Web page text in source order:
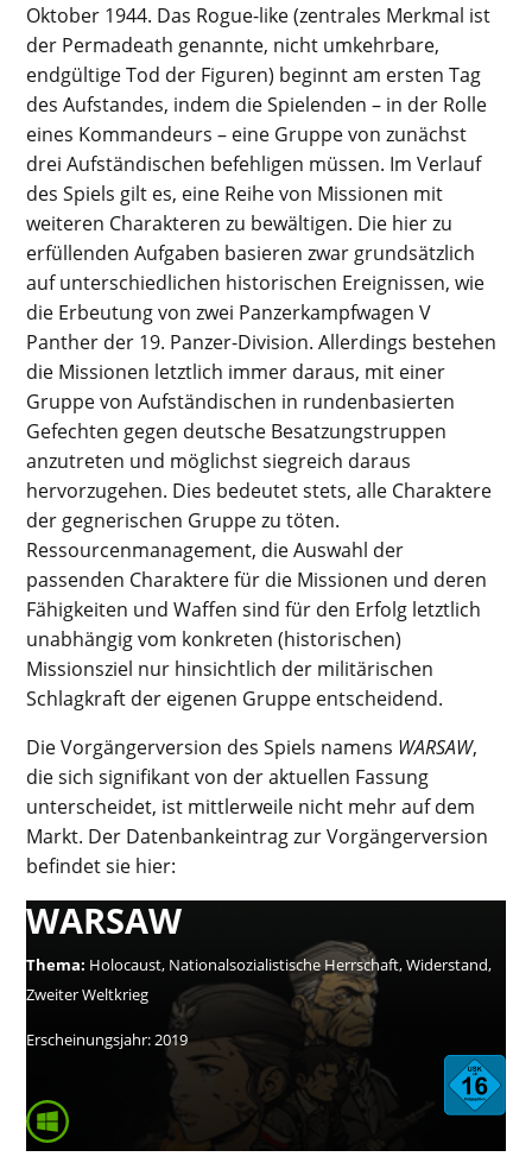
Oktober 1944. Das Rogue-like (zentrales Merkmal ist
der Permadeath genannte, nicht umkehrbare,
endgültige Tod der Figuren) beginnt am ersten Tag
des Aufstandes, indem die Spielenden– in der Rolle
eines Kommandeurs– eine Gruppe von zunächst
drei Aufständischen befehligen müssen. Im Verlauf
des Spiels gilt es, eine Reihe von Missionen mit
weiteren Charakteren zu bewältigen. Die hier zu
erfüllenden Aufgaben basieren zwar grundsätzlich
auf unterschiedlichen historischen Ereignissen, wie
die Erbeutung von zwei Panzerkampfwagen V
Panther der 19. Panzer-Division. Allerdings bestehen
die Missionen letztlich immer daraus, mit einer
Gruppe von Aufständischen in rundenbasierten
Gefechten gegen deutsche Besatzungstruppen
anzutreten und möglichst siegreich daraus
hervorzugehen. Dies bedeutet stets, alle Charaktere
der gegnerischen Gruppe zu töten.
Ressourcenmanagement, die Auswahl der
passenden Charaktere für die Missionen und deren
Fähigkeiten und Waffen sind für den Erfolg letztlich
unabhängig vom konkreten (historischen)
Missionsziel nur hinsichtlich der militärischen
Schlagkraft der eigenen Gruppe entscheidend.
Die Vorgängerversion des Spiels namens WARSAW,
die sich signifikant von der aktuellen Fassung
unterscheidet, ist mittlerweile nicht mehr auf dem
Markt. Der Datenbankeintrag zur Vorgängerversion
befindet sie hier:
WARSAW
Thema: Holocaust, Nationalsozialistische Herrschaft, Widerstand,
Zweiter Weltkrieg
Erscheinungsjahr:2019